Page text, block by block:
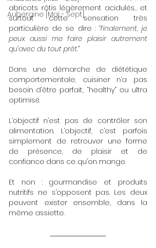
Aubergine [Mai - Sept]
abricots rôtis légèrement acidulés… et
surtout cette sensation très
particulière de se dire : “finalement, je
peux aussi me faire plaisir autrement
qu’avec du tout prêt.”
Dans une démarche de diététique
comportementale, cuisiner n’a pas
besoin d’être parfait, “healthy” ou ultra
optimisé.
L’objectif n’est pas de contrôler son
alimentation. L’objectif, c’est parfois
simplement de retrouver une forme
de présence, de plaisir et de
confiance dans ce qu’on mange.
Et non : gourmandise et produits
nutritifs ne s’opposent pas. Les deux
peuvent exister ensemble, dans la
même assiette.